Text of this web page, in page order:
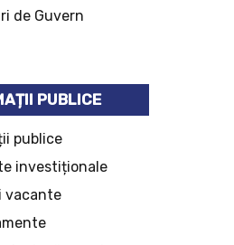
de Guvern
PUBLICE
publice
investiționale
vacante